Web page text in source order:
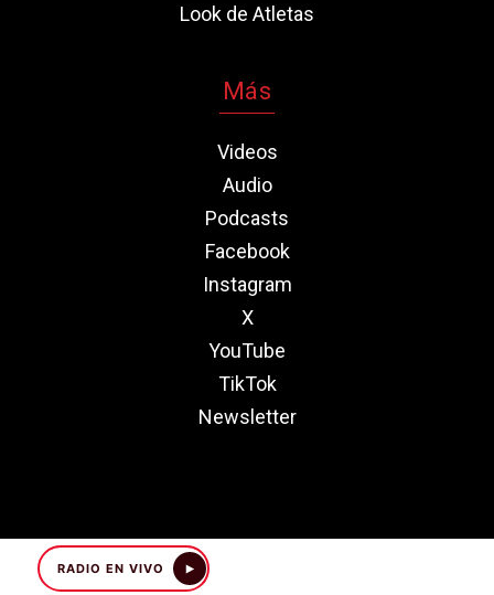
RADIO EN VIVO
Look de Atletas
Más
Videos
Audio
Podcasts
Facebook
Instagram
X
YouTube
TikTok
Newsletter